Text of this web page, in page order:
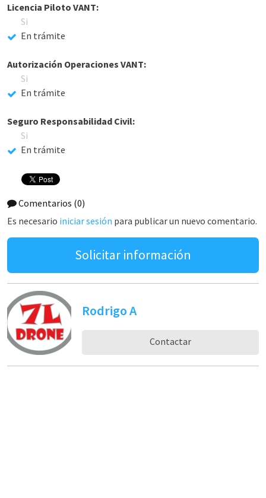
Licencia Piloto VANT:
Si
En trámite
Autorización Operaciones VANT:
Si
En trámite
Seguro Responsabilidad Civil:
Si
En trámite
Comentarios (0)
Es necesario iniciar sesión para publicar un nuevo comentario.
Solicitar información
Rodrigo A
Contactar